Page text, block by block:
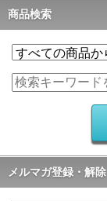
商品検索
メルマガ登録・解除